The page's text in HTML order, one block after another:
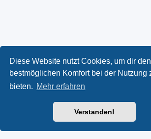
Diese Website nutzt Cookies, um dir den
bestmöglichen Komfort bei der Nutzung
bieten. Mehr erfahren
Verstanden!